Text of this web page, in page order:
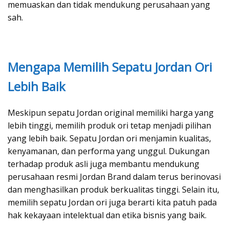
memuaskan dan tidak mendukung perusahaan yang
sah.
Mengapa Memilih Sepatu Jordan Ori
Lebih Baik
Meskipun sepatu Jordan original memiliki harga yang
lebih tinggi, memilih produk ori tetap menjadi pilihan
yang lebih baik. Sepatu Jordan ori menjamin kualitas,
kenyamanan, dan performa yang unggul. Dukungan
terhadap produk asli juga membantu mendukung
perusahaan resmi Jordan Brand dalam terus berinovasi
dan menghasilkan produk berkualitas tinggi. Selain itu,
memilih sepatu Jordan ori juga berarti kita patuh pada
hak kekayaan intelektual dan etika bisnis yang baik.